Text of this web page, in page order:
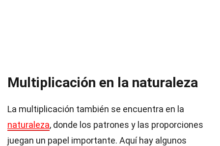
Multiplicación en la naturaleza
La multiplicación también se encuentra en la
naturaleza, donde los patrones y las proporciones
juegan un papel importante. Aquí hay algunos